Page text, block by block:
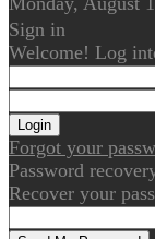
Sign in
Welcome! Log
Forgot your
Password
Recover your